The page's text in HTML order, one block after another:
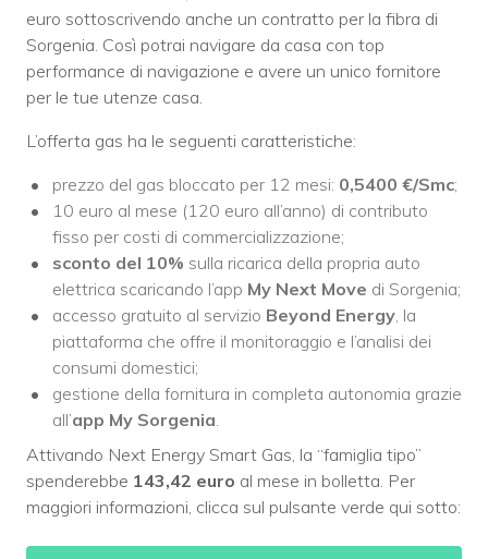
euro sottoscrivendo anche un contratto per la fibra di
Sorgenia. Così potrai navigare da casa con top
performance di navigazione e avere un unico fornitore
per le tue utenze casa.
L’offerta gas ha le seguenti caratteristiche:
prezzo del gas bloccato per 12 mesi: 0,5400 €/Smc;
10 euro al mese (120 euro all’anno) di contributo
fisso per costi di commercializzazione;
sconto del 10% sulla ricarica della propria auto
elettrica scaricando l’app My Next Move di Sorgenia;
accesso gratuito al servizio Beyond Energy , la
piattaforma che offre il monitoraggio e l’analisi dei
consumi domestici;
gestione della fornitura in completa autonomia grazie
all’app My Sorgenia
Attivando Next Energy Smart Gas, la “famiglia tipo”
spenderebbe 143,42 euro al mese in bolletta. Per
maggiori informazioni, clicca sul pulsante verde qui sotto: